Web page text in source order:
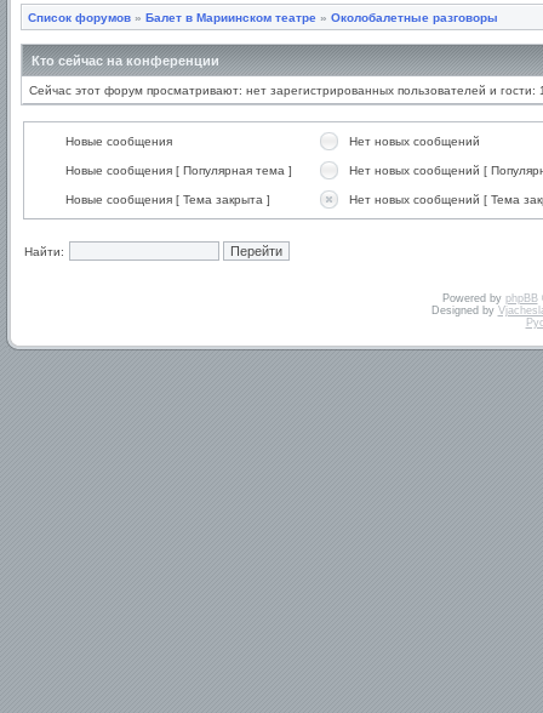
Список форумов » Балет в Мариинском театре » Околобалетные разговоры
Кто сейчас на конференции
Сейчас этот форум просматривают: нет зарегистрированных пользователей и гости:
Новые сообщения Нет новых сообщений
Новые сообщения [ Популярная тема ] Нет новых сообщений [
Новые сообщения [ Тема закрыта ] Нет новых сообщений [ Тема
Найти:
Powered by phpBB
Designed by